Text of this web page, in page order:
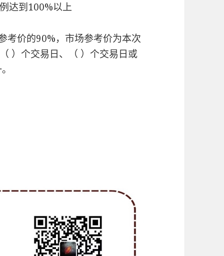
达到100%以上
考价的90%，市场参考价为本次
）个交易日、（ ）个交易日或